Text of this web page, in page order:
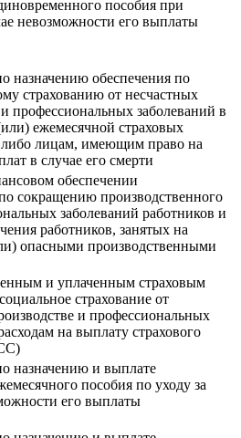
пособия при
невозможности его выплаты
назначению обеспечения по
страхованию от несчастных
профессиональных заболеваний в
ежемесячной страховых
либо лицам, имеющим право на
в случае его смерти
обеспечении
сокращению производственного
заболеваний работников и
работников, занятых на
опасными производственными
и уплаченным страховым
страхование от
и профессиональных
на выплату страхового
назначению и выплате
пособия по уходу за
его выплаты